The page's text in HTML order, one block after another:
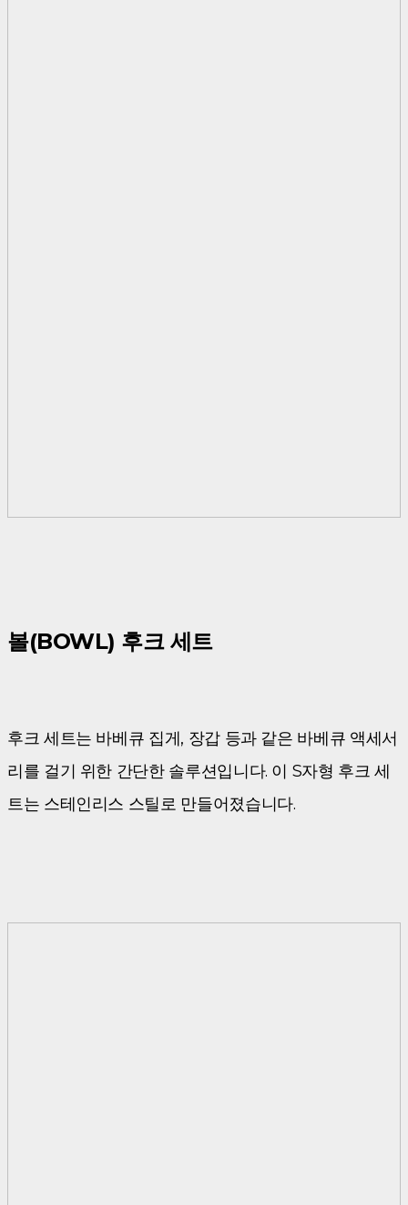
볼(BOWL) 후크 세트
후크 세트는 바베큐 집게, 장갑 등과 같은 바베큐 액세서
리를 걸기 위한 간단한 솔루션입니다. 이 S자형 후크 세
트는 스테인리스 스틸로 만들어졌습니다.